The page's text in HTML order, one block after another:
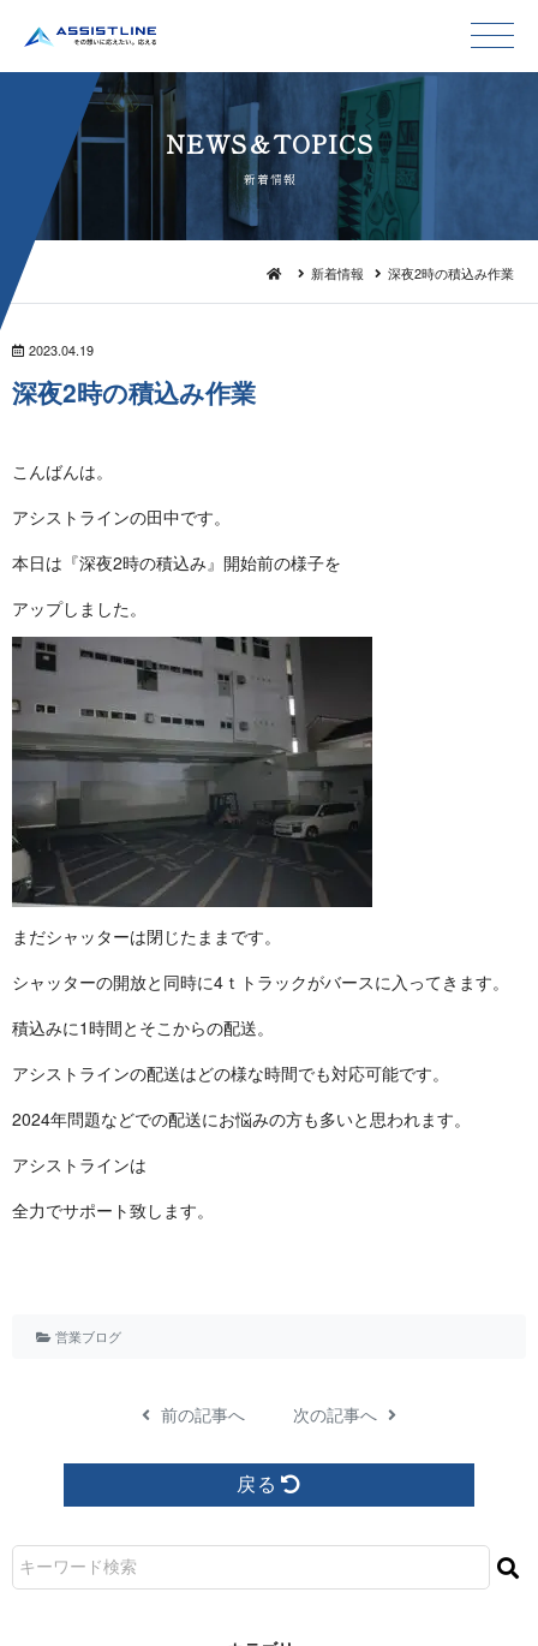
NEWS＆TO P I C S
新 着 情 報
新着情報 深夜2時の積込み作業
2023.04.19
深夜2時の積 込 み 作 業
こん ば ん は 。
アシストラインの田 中 で す 。
本日は『深夜2時の積込み』開始前 の 様 子 を
アップし ま し た 。
まだシャッターは閉じたま ま で す 。
シャッターの開放と同時に4ｔトラックがバースに入って き ま す 。
積込みに1時間とそこから の 配 送 。
アシストラインの配送はどの様な時間でも対応可 能 で す 。
2024年問題などでの配送にお悩みの方も多いと思わ れ ま す 。
アシスト ラ イ ン は
全力でサポート致 し ま す 。
営業ブログ
前の記事へ 次の記事へ
戻る